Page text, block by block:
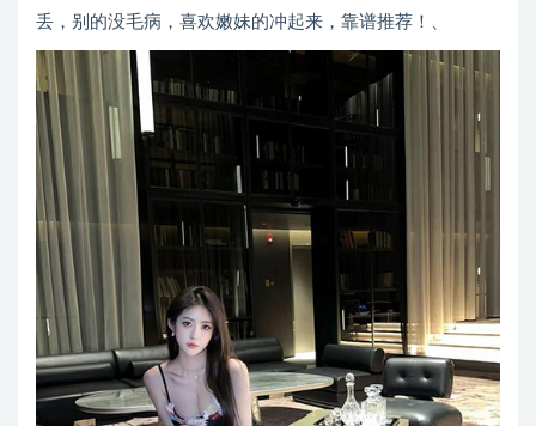
丢，别的没毛病，喜欢嫩妹的冲起来，靠谱推荐！、